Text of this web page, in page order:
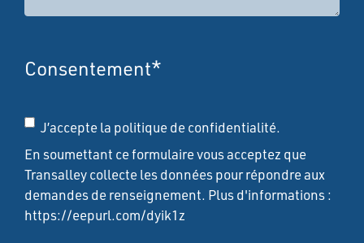
Consentement*
J’accepte la politique de confidentialité.
En soumettant ce formulaire vous acceptez que
Transalley collecte les données pour répondre aux
demandes de renseignement. Plus d'informations :
https://eepurl.com/dyik1z